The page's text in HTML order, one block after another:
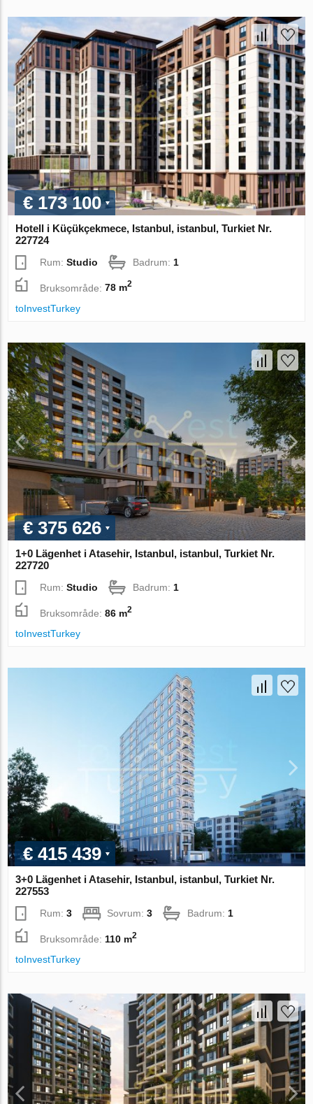
€ 173 100
Hotell i Küçükçekmece, Istanbul, istanbul, Turkiet Nr.
227724
Rum:Studio Badrum: 1
Bruksområde:78 m2
toInvestTurkey
€ 375 626
1+0 Lägenhet i Atasehir, Istanbul, istanbul, Turkiet Nr.
227720
Rum:Studio Badrum:1
Bruksområde:86 m2
toInvestTurkey
€ 415 439
3+0 Lägenhet i Atasehir, Istanbul, istanbul, Turkiet Nr.
227553
Rum:3 Sovrum:3 Badrum: 1
Bruksområde: 110 m2
toInvestTurkey